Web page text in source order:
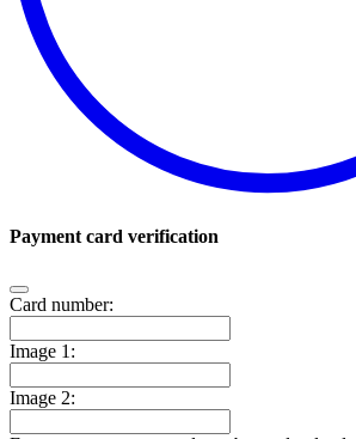
Payment card verification
Card number:
Image 1:
Image 2: